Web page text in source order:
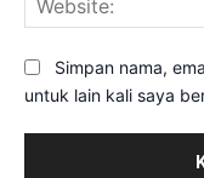
Simpan nama,
untuk lain kali saya